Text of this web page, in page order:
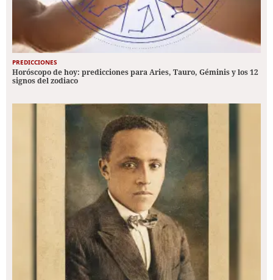
PREDICCIONES
Horóscopo de hoy: predicciones para Aries, Tauro, Géminis y los 12
signos del zodiaco